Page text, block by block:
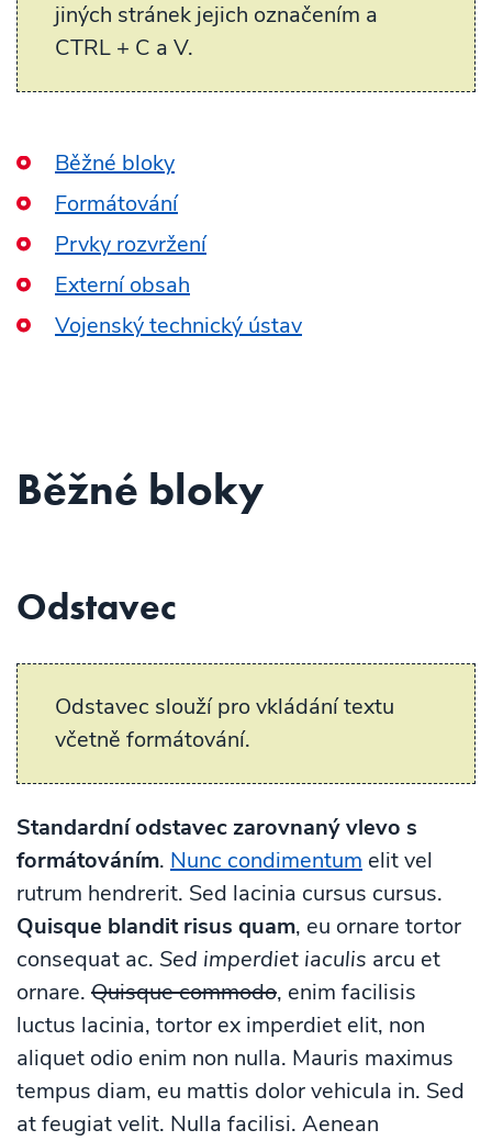
jiných stránek jejich označením a
CTRL + C a V.
Běžné bloky
Formátování
Prvky rozvržení
Externí obsah
Vojenský technický ústav
Běžné bloky
Odstavec
Odstavec slouží pro vkládání textu
včetně formátování.
Standardní odstavec zarovnaný vlevo s
formátováním. Nunc condimentum elit vel
rutrum hendrerit. Sed lacinia cursus cursus.
Quisque blandit risus quam, eu ornare tortor
consequat ac. Sed imperdiet iaculis arcu et
ornare. Quisque commodo, enim facilisis
luctus lacinia, tortor ex imperdiet elit, non
aliquet odio enim non nulla. Mauris maximus
tempus diam, eu mattis dolor vehicula in. Sed
at feugiat velit. Nulla facilisi. Aenean